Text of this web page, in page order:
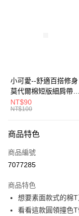
悠遊付
Google Pay
全盈+PAY
大哥付你分期
【大哥付你分期使用說明
1.本服務由台灣大哥大提
流程，驗證手機門號後，
成交易。
3.實際核准額度、可分期
4.訂單成立30分鐘內，如
AFTEE先享後付
【關於「AFTEE先享後付
AFTEE先享後付是「在
便利好安心！
１．簡單：不需註冊會員
ATM付款
小可愛--舒適百搭修身
莫代爾棉短版細肩帶素
色背心(白.黑.灰L-2L)-
U582眼圈熊中大尺碼
NT$90
NT$100
商品特色
商品編號
7077285
商品特色
想要素面款式的棉
看看這款圓領撞色T